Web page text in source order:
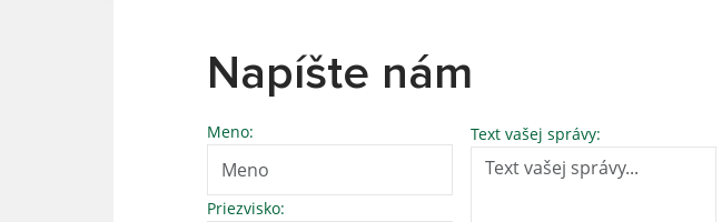
Napíšte nám
Meno:
Priezvisko:
Text vašej správy: